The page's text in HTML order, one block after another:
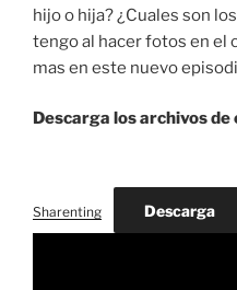
hijo o hija? ¿Cuales son
tengo al hacer fotos en el
mas en este nuevo
Descarga los archivos
Sharenting Descarga